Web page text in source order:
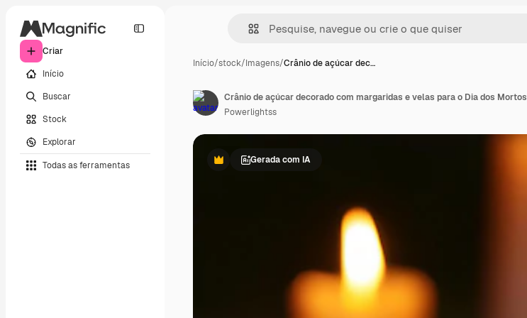
Criar
Início
Buscar
Stock
Explorar
Todas as ferramentas
Início/stock/Imagens/Crânio de açúcar dec…
PremiumGerada com IA
Crânio de açúcar decorado com margaridas e velas para o Dia dos Mortos
Powerlightss